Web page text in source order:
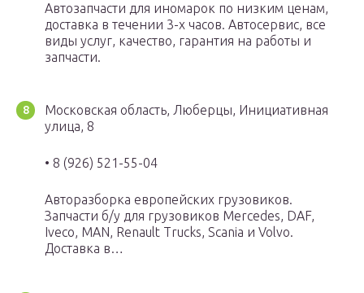
Автозапчасти для иномарок по низким ценам,
доставка в течении 3-х часов. Автосервис, все
виды услуг, качество, гарантия на работы и
запчасти.
Московская область, Люберцы, Инициативная
улица, 8
• 8 (926) 521-55-04
Авторазборка европейских грузовиков.
Запчасти б/у для грузовиков Mercedes, DAF,
Iveco, MAN, Renault Trucks, Scania и Volvo.
Доставка в…